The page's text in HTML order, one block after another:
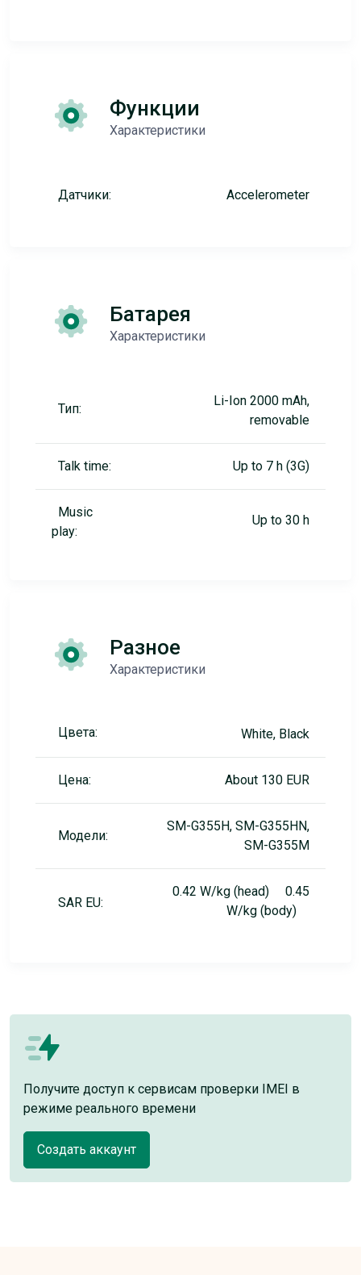
Функции
Характеристики
Датчики: Accelerometer
Батарея
Характеристики
Тип:
Li-Ion 2000 mAh,
removable
Talk time: Up to 7 h (3G)
Music
play:
Up to 30 h
Разное
Характеристики
Цвета: White, Black
Цена: About 130 EUR
Модели:
SM-G355H, SM-G355HN,
SM-G355M
SAR EU:
0.42 W/kg (head) 0.45
W/kg (body)
Получите доступ к сервисам проверки IMEI в
режиме реального времени
Создать аккаунт